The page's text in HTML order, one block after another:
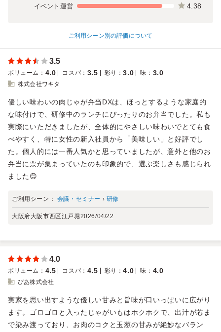
イベント運営 4.38
ご利用シーン別の評価について
3.5
ボリューム ： 4.0 コスパ ： 3.5 彩り ：3.0 味 ： 3.0
株式会社ワキタ
優しい味わいの肉じゃが弁当DXは、ほっとするような家庭的
な味付けで、研修中のランチにぴったりのお弁当でした。私も
実際にいただきましたが、全体的にやさしい味わいでとても食
べやすく、特に女性の新入社員から「美味しい」と好評でし
た。個人的には一番人気かと思っていましたが、意外と他のお
弁当に票が集まっていたのも印象的で、選ぶ楽しさも感じられ
ました😊
ご利用シーン： 会議・セミナー › 研修
大阪府大阪市西区江戸堀2026/04/22
4.0
ボリューム ： 4.5 コスパ ： 4.5 彩り ：4.0 味 ： 4.0
ぴあ株式会社
実家を思い出すような優しい甘みと旨味が口いっぱいに広がり
ます。ゴロゴロと入ったじゃがいもはホクホクで、出汁が芯ま
で染み渡っており、お肉のコクと玉葱の甘みが絶妙なバラン